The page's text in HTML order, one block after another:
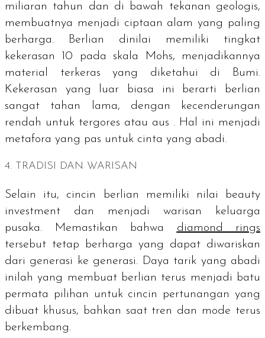
miliaran tahun dan di bawah tekanan geologis,
membuatnya menjadi ciptaan alam yang paling
berharga. Berlian dinilai memiliki tingkat
kekerasan 10 pada skala Mohs, menjadikannya
material terkeras yang diketahui di Bumi.
Kekerasan yang luar biasa ini berarti berlian
sangat tahan lama, dengan kecenderungan
rendah untuk tergores atau aus . Hal ini menjadi
metafora yang pas untuk cinta yang abadi.
4. TRADISI DAN WARISAN
Selain itu, cincin berlian memiliki nilai beauty
investment dan menjadi warisan keluarga
pusaka. Memastikan bahwa diamond rings
tersebut tetap berharga yang dapat diwariskan
dari generasi ke generasi. Daya tarik yang abadi
inilah yang membuat berlian terus menjadi batu
permata pilihan untuk cincin pertunangan yang
dibuat khusus, bahkan saat tren dan mode terus
berkembang.